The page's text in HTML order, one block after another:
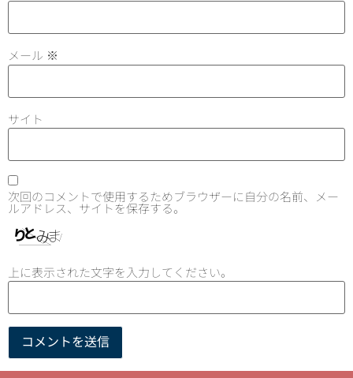
メール ※
サイト
次回のコメントで使用するためブラウザーに自分の名前、メー
ルアドレス、サイトを保存する。
上に表示された文字を入力してください。